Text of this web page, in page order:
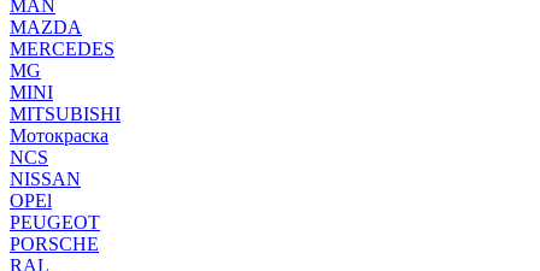
MAN
MAZDA
MERCEDES
MG
MINI
MITSUBISHI
Мотокраска
NCS
NISSAN
OPEl
PEUGEOT
PORSCHE
RAL